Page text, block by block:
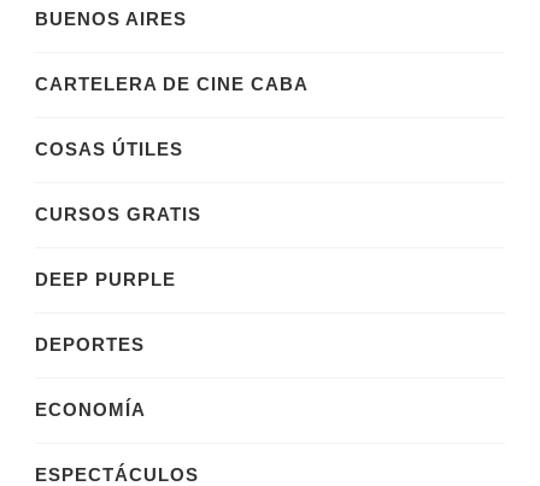
BUENOS AIRES
CARTELERA DE CINE CABA
COSAS ÚTILES
CURSOS GRATIS
DEEP PURPLE
DEPORTES
ECONOMÍA
ESPECTÁCULOS